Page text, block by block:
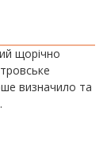
щорічно
визначило та